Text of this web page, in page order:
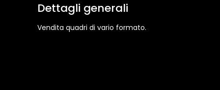
Dettagli generali
Vendita quadri di vario formato.